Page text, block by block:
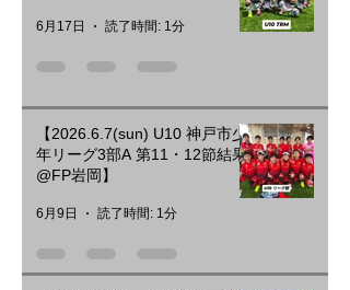
6月17日 読了時間: 1分
【2026.6.7(sun) U10 神戸市少
年リーグ3部A 第11・12節結果
@FP岩岡】
6月9日 読了時間: 1分